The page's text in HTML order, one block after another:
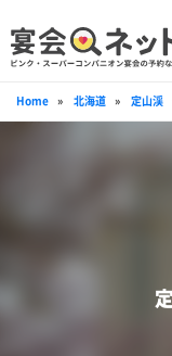
Home » 北海道 » 定山渓